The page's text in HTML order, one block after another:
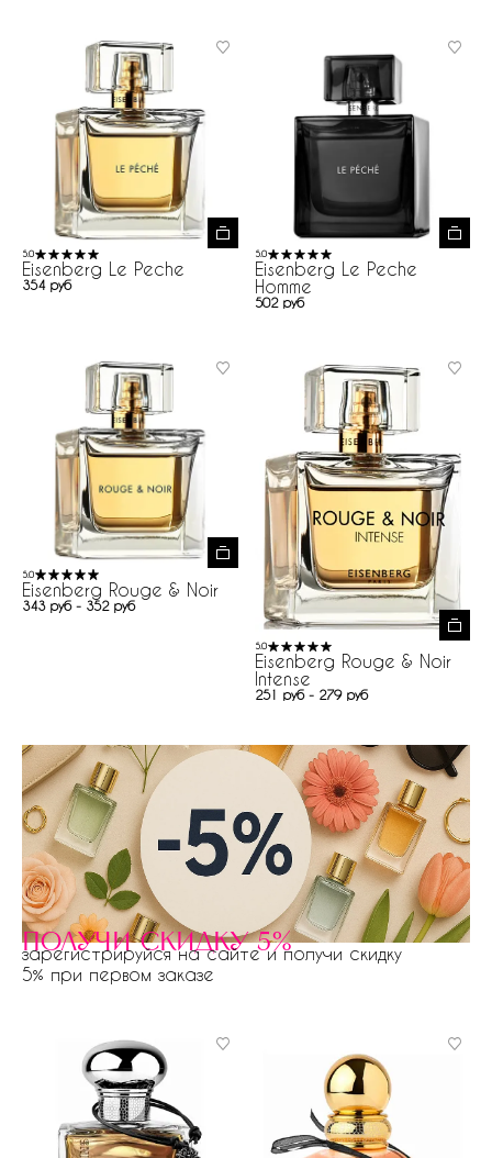
5.0
Eisenberg Le Peche
354 руб
5.0
Eisenberg Le Peche
Homme
502 руб
5.0
Eisenberg Rouge & Noir
343 руб - 352 руб
5.0
Eisenberg Rouge & Noir
Intense
251 руб - 279 руб
получи скидку 5%
зарегистрируйся на сайте и получи скидку
5% при первом заказе